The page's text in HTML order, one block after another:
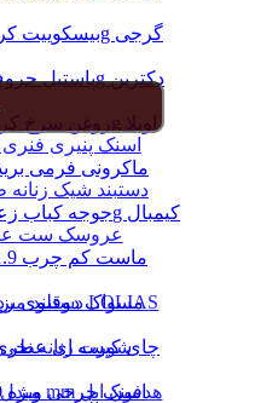
اسنک پنیری فنری 60 گرمی
دستبند شیک
عروسک ست
دستبند مردانه طرح پلنگ برند LOLIAS
شورت زنانه
مبدل لایتنینگ به جک 3.5 mm هدفون اپل
بیسکوییت کرم دار کاکائویی 390g گرجی
پاستیل حروف با رنگ طبیعی 85g دکتربن
روغن سرخ کردنی بدون پالم 810g اویلا
ماکرونی فرمی بریده 500 گرمی
جوجه کباب زعفرانی نیمه آماده 900g کیمبال
ماست کم چرب 1.9 کیلو گرمی کاله
مسواک دوقلوی
چای کیسه ای عطری 25 عددی
اسنک چرخی ویژه 80 گرمی چی توز